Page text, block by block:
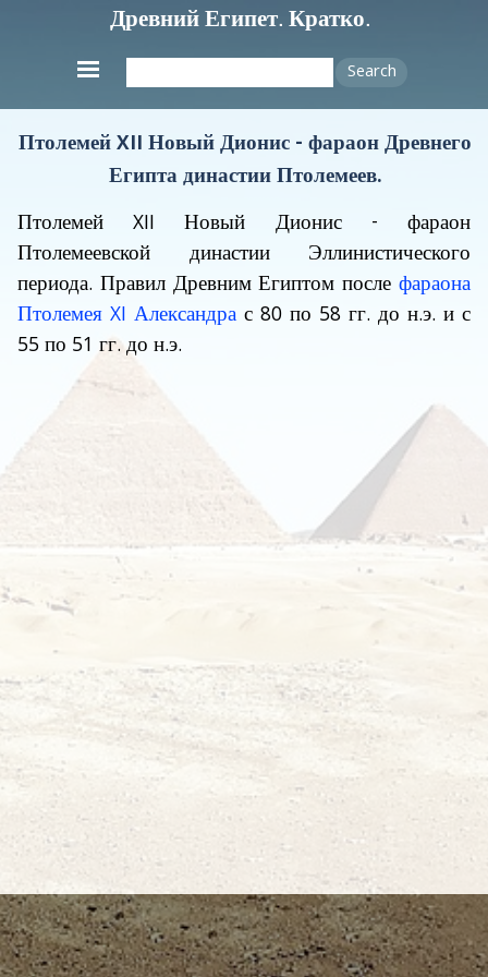
Search
Древний Египет. Кратко.
Птолемей XII Новый Дионис - фараон Древнего
Египта династии Птолемеев.
Птолемей XII Новый Дионис - фараон
Птолемеевской династии Эллинистического
периода. Правил Древним Египтом после фараона
Птолемея XI Александра с 80 по 58 гг. до н.э. и с
55 по 51 гг. до н.э.